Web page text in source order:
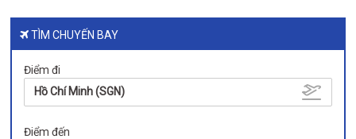
TÌM CHUYẾN BAY
Điểm đi
Hồ Chí Minh (SGN)
Điểm đến